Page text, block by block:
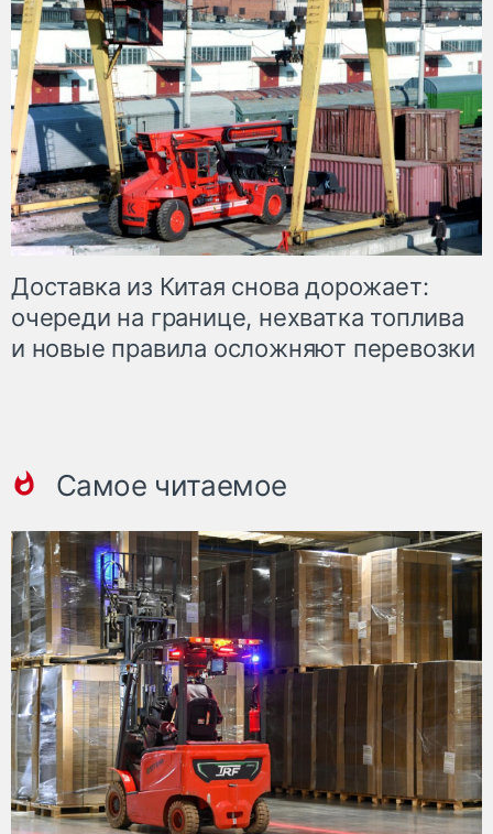
Доставка из Китая снова дорожает:
очереди на границе, нехватка топлива
и новые правила осложняют перевозки
Самое читаемое